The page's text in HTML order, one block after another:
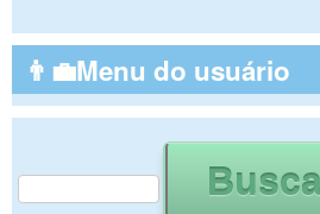
👨‍💼Menu do usuário
Formulário de busca